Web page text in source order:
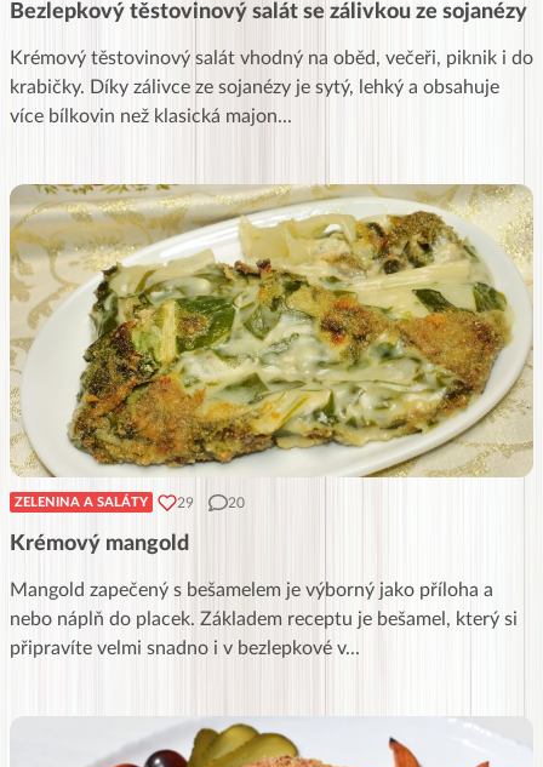
Bezlepkový těstovinový salát se zálivkou ze sojanézy
Krémový těstovinový salát vhodný na oběd, večeři, piknik i do
krabičky. Díky zálivce ze sojanézy je sytý, lehký a obsahuje
více bílkovin než klasická majon...
ZELENINA A SALÁTY 29 20
Krémový mangold
Mangold zapečený s bešamelem je výborný jako příloha a
nebo náplň do placek. Základem receptu je bešamel, který si
připravíte velmi snadno i v bezlepkové v...